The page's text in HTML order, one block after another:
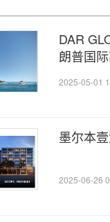
DAR
朗普国
2025-05-01
墨尔本
2025-06-26